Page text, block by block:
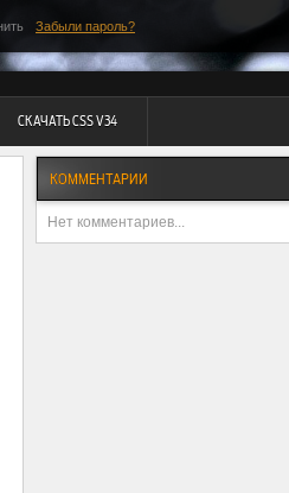
Забыли пароль?
СКАЧАТЬ CSS V34
КОММЕНТАРИИ
Нет комментариев...